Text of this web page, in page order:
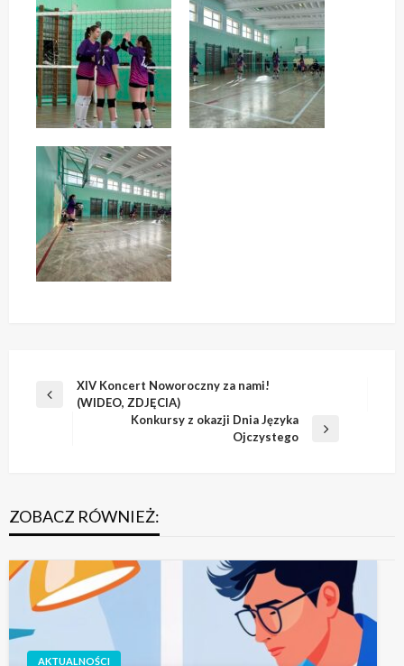
Nawigacja
wpisu
Poprzedni
XIV Koncert Noworoczny za nami!
(WIDEO, ZDJĘCIA)
Konkursy z okazji Dnia Języka
Ojczystego
ZOBACZ RÓWNIEŻ:
AKTUALNOŚCI